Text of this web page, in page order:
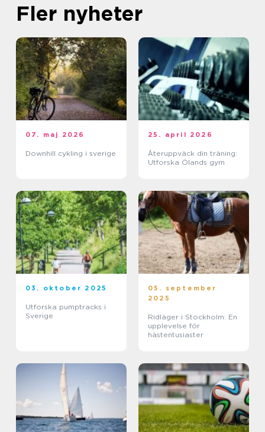
Fler nyheter
07. maj 2026
Downhill cykling i sverige
25. april 2026
Återuppväck din träning:
Utforska Ölands gym
03. oktober 2025
Utforska pumptracks i
Sverige
05. september
2025
Ridläger i Stockholm: En
upplevelse för
hästentusiaster